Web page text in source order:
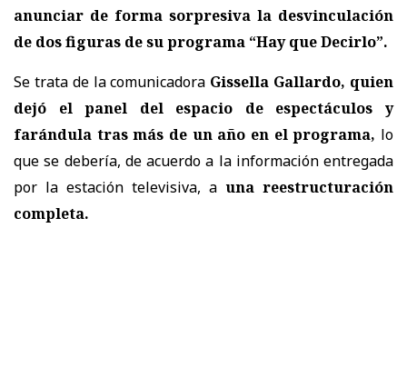
anunciar de forma sorpresiva la desvinculación
de dos figuras de su programa “Hay que Decirlo”.
Se trata de la comunicadora Gissella Gallardo, quien
dejó el panel del espacio de espectáculos y
farándula tras más de un año en el programa, lo
que se debería, de acuerdo a la información entregada
por la estación televisiva, a una reestructuración
completa.